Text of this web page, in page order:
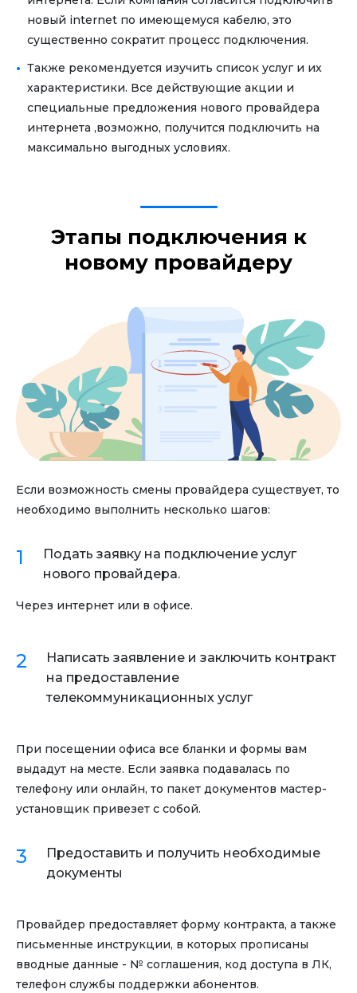
новый internet по имеющемуся кабелю, это
существенно сократит процесс подключения.
Также рекомендуется изучить список услуг и их
характеристики. Все действующие акции и
специальные предложения нового провайдера
интернета ,возможно, получится подключить на
максимально выгодных условиях.
Этапы подключения к
новому провайдеру
Если возможность смены провайдера существует, то
необходимо выполнить несколько шагов:
Подать заявку на подключение услуг
нового провайдера.
Через интернет или в офисе.
Написать заявление и заключить контракт
на предоставление
телекоммуникационных услуг
При посещении офиса все бланки и формы вам
выдадут на месте. Если заявка подавалась по
телефону или онлайн, то пакет документов мастер-
установщик привезет с собой.
Предоставить и получить необходимые
документы
Провайдер предоставляет форму контракта, а также
письменные инструкции, в которых прописаны
вводные данные - № соглашения, код доступа в ЛК,
телефон службы поддержки абонентов.